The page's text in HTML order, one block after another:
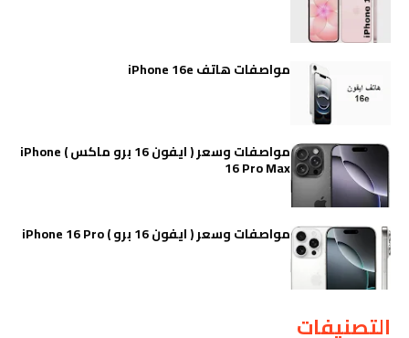
مواصفات هاتف iPhone 16e
مواصفات وسعر ( ايفون 16 برو ماكس ) iPhone
16 Pro Max
مواصفات وسعر ( ايفون 16 برو ) iPhone 16 Pro
التصنيفات